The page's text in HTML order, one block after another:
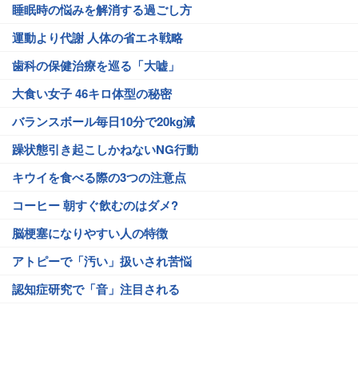
睡眠時の悩みを解消する過ごし方
運動より代謝 人体の省エネ戦略
歯科の保健治療を巡る「大嘘」
大食い女子 46キロ体型の秘密
バランスボール毎日10分で20kg減
躁状態引き起こしかねないNG行動
キウイを食べる際の3つの注意点
コーヒー 朝すぐ飲むのはダメ?
脳梗塞になりやすい人の特徴
アトピーで「汚い」扱いされ苦悩
認知症研究で「音」注目される